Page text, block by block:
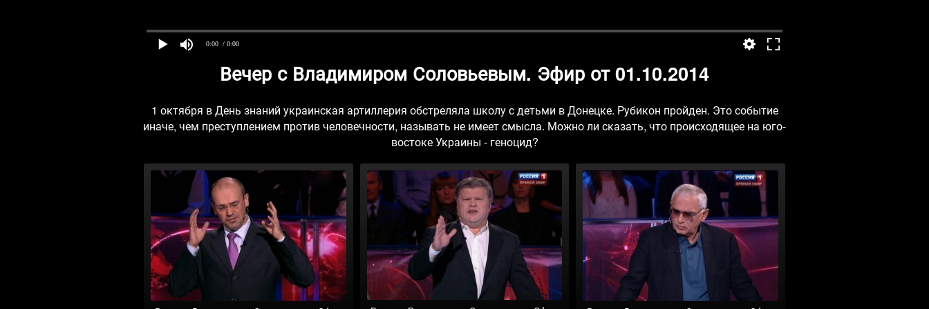
0:00 / 0:00
Вечер с Владимиром Соловьевым. Эфир от 01.10.2014
1 октября в День знаний украинская артиллерия обстреляла школу с детьми в Донецке. Рубикон пройден. Это событие
иначе, чем преступлением против человечности, называть не имеет смысла. Можно ли сказать, что происходящее на юго-
востоке Украины - геноцид?